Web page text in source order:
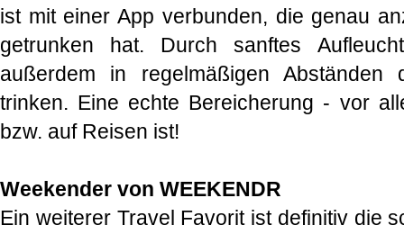
ist mit einer App verbunden, die genau
getrunken hat. Durch sanftes
außerdem in regelmäßigen
trinken. Eine echte Bereicherung - vor
bzw. auf Reisen ist!
Weekender von WEEKENDR
Ein weiterer Travel Favorit ist definitiv die